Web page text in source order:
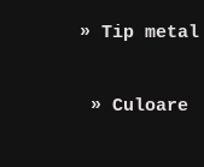
» Tip metal
» Culoare